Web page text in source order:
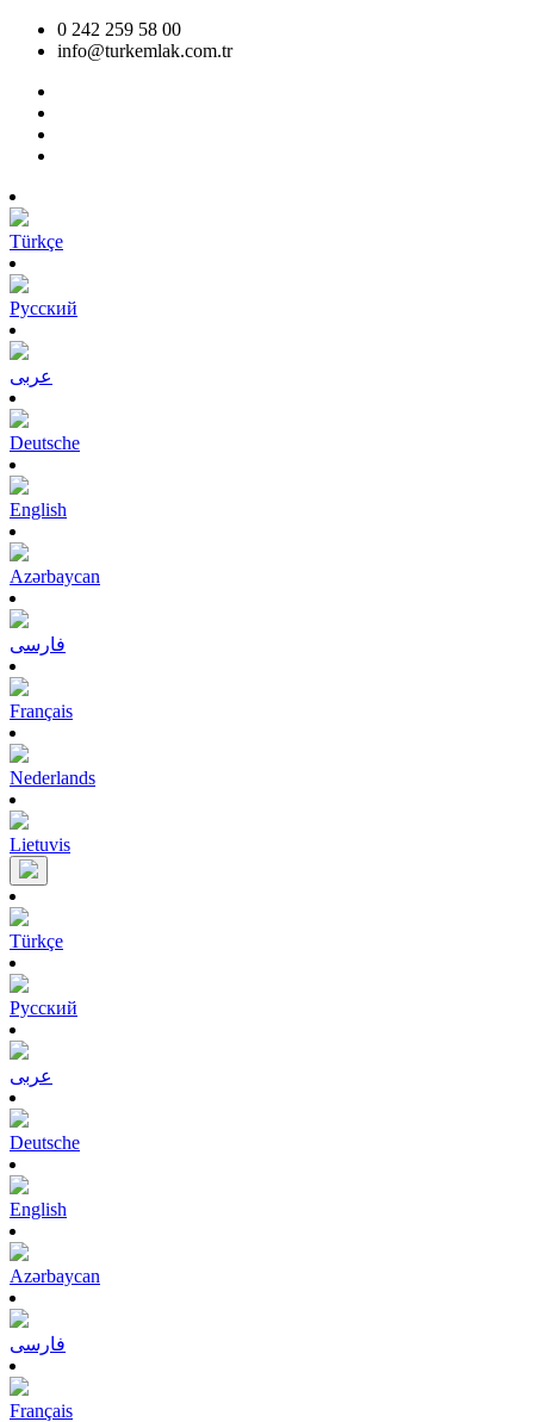
0 242 259 58 00
info@turkemlak.com.tr
Türkçe
Pусский
عربى
Deutsche
English
Azərbaycan
فارسی
Français
Nederlands
Lietuvis
Türkçe
Pусский
عربى
Deutsche
English
Azərbaycan
فارسی
Français